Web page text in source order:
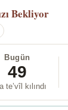
Bekliyor
Bugün
49
te’vîl kılındı